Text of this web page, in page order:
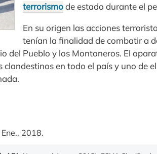
terrorismode estado durante el
En su origen las acciones
tenían la finalidad de combatir a
del Pueblo y los Montoneros. El
clandestinos en todo el país y uno de
2018.